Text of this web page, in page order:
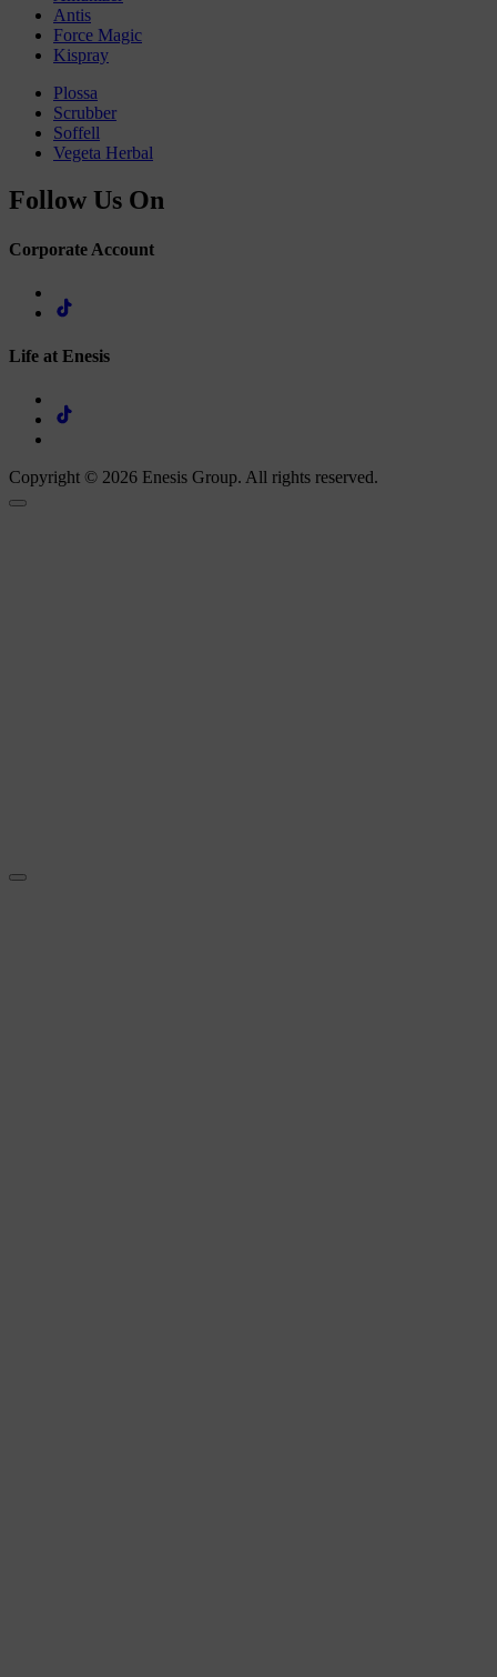
Antis
Force Magic
Kispray
Plossa
Scrubber
Soffell
Vegeta Herbal
Follow Us On
Corporate Account
Life at Enesis
Copyright © 2026 Enesis Group. All rights reserved.